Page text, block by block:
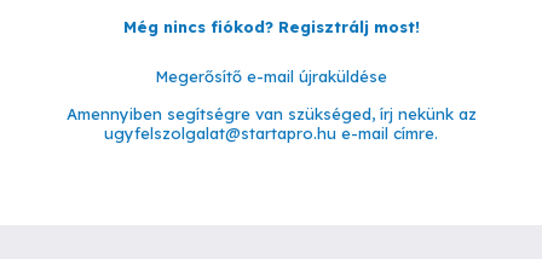
Még nincs fiókod? Regisztrálj most!
Megerősítő e-mail újraküldése
Amennyiben segítségre van szükséged, írj nekünk az
ugyfelszolgalat@startapro.hu e-mail címre.